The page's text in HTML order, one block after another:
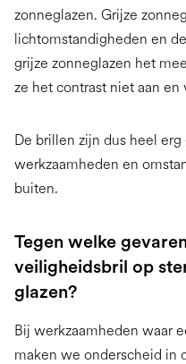
zonneglazen. Grijze
lichtomstandigheden en
grijze zonneglazen het
ze het contrast niet aan
De brillen zijn dus heel
werkzaamheden en
buiten.
Tegen welke
veiligheidsbril op
glazen?
Bij werkzaamheden waar
maken we onderscheid in